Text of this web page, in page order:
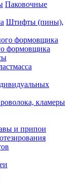
Паковочные
Штифты (пины),
формовщика
кламеры
и припои